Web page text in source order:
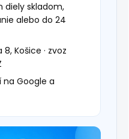
diely skladom,
alebo do 24
Košice · zvoz
na Google a